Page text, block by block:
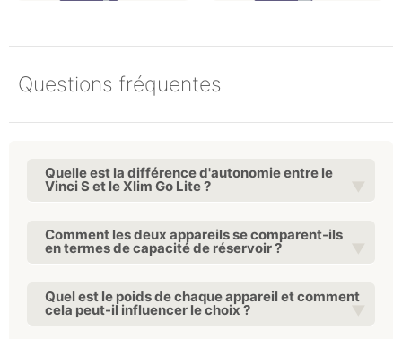
Questions fréquentes
Quelle est la différence d'autonomie entre le
Vinci S et le Xlim Go Lite ?
Comment les deux appareils se comparent-ils
en termes de capacité de réservoir ?
Quel est le poids de chaque appareil et comment
cela peut-il influencer le choix ?